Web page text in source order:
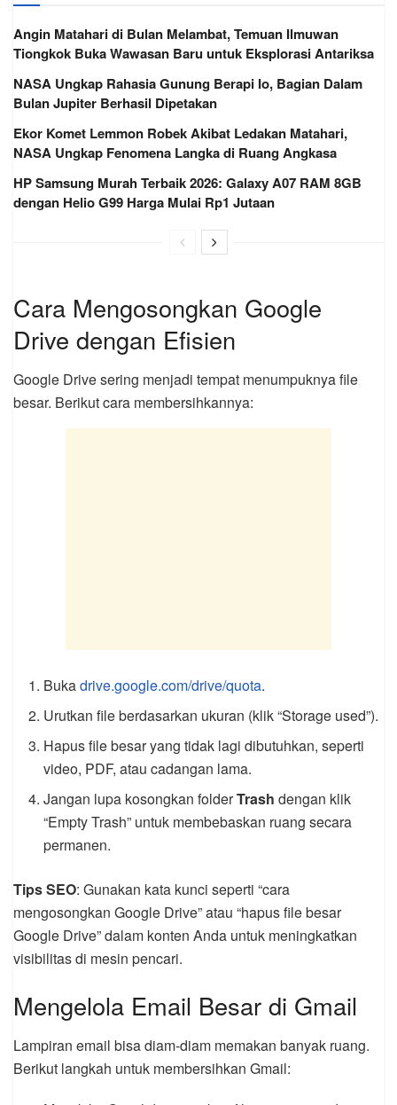
Angin Matahari di Bulan Melambat, Temuan Ilmuwan
Tiongkok Buka Wawasan Baru untuk Eksplorasi Antariksa
NASA Ungkap Rahasia Gunung Berapi Io, Bagian Dalam
Bulan Jupiter Berhasil Dipetakan
Ekor Komet Lemmon Robek Akibat Ledakan Matahari,
NASA Ungkap Fenomena Langka di Ruang Angkasa
HP Samsung Murah Terbaik 2026: Galaxy A07 RAM 8GB
dengan Helio G99 Harga Mulai Rp1 Jutaan
Cara Mengosongkan Google
Drive dengan Efisien
Google Drive sering menjadi tempat menumpuknya file
besar. Berikut cara membersihkannya:
Bukadrive.google.com/drive/quota.
Urutkan file berdasarkan ukuran (klik “Storage used”).
Hapus file besar yang tidak lagi dibutuhkan, seperti
video, PDF, atau cadangan lama.
Jangan lupa kosongkan folderTrash dengan klik
“Empty Trash” untuk membebaskan ruang secara
permanen.
Tips SEO: Gunakan kata kunci seperti “cara
mengosongkan Google Drive” atau “hapus file besar
Google Drive” dalam konten Anda untuk meningkatkan
visibilitas di mesin pencari.
Mengelola Email Besar di Gmail
Lampiran email bisa diam-diam memakan banyak ruang.
Berikut langkah untuk membersihkan Gmail: